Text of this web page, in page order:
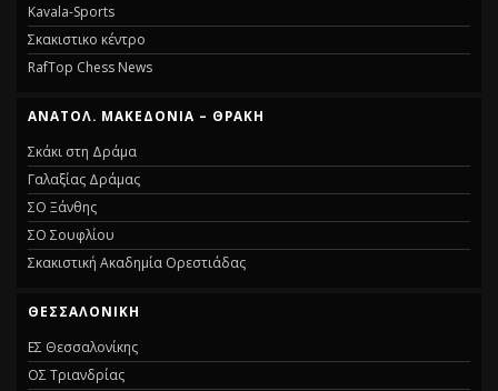
Kavala-Sports
Σκακιστικο κέντρο
RafTop Chess News
ΑΝΑΤΟΛ. ΜΑΚΕΔΟΝΙΑ – ΘΡΑΚΗ
Σκάκι στη Δράμα
Γαλαξίας Δράμας
ΣΟ Ξάνθης
ΣΟ Σουφλίου
Σκακιστική Ακαδημία Ορεστιάδας
ΘΕΣΣΑΛΟΝΙΚΗ
ΕΣ Θεσσαλονίκης
ΟΣ Τριανδρίας